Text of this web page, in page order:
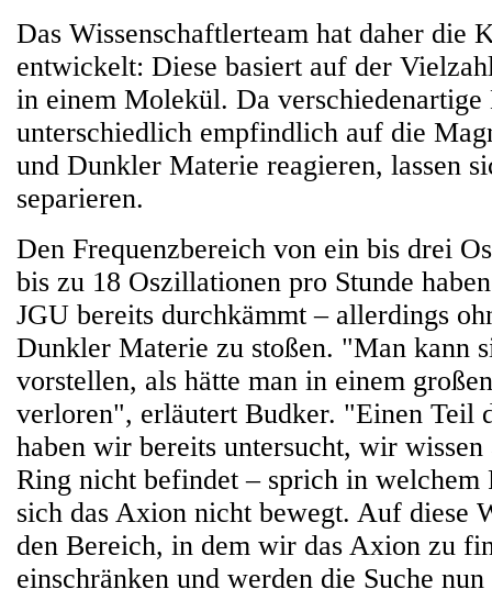
Das Wissenschaftlerteam hat daher die
entwickelt: Diese basiert auf der
in einem Molekül. Da
unterschiedlich empfindlich auf die
und Dunkler Materie reagieren, lassen
separieren.
Den Frequenzbereich von ein bis drei
bis zu 18 Oszillationen pro Stunde
JGU bereits durchkämmt – allerdings
Dunkler Materie zu stoßen. "Man kann
vorstellen, als hätte man in einem
verloren", erläutert Budker. "Einen Teil
haben wir bereits untersucht, wir
Ring nicht befindet – sprich in welchem
sich das Axion nicht bewegt. Auf diese
den Bereich, in dem wir das Axion zu
einschränken und werden die Suche